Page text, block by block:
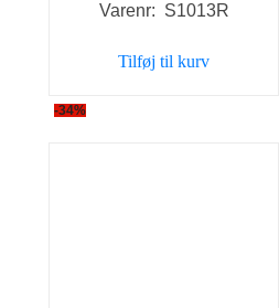
pris
129,00 kr..
Varenr: S1013R
Tilføj til kurv
-34%